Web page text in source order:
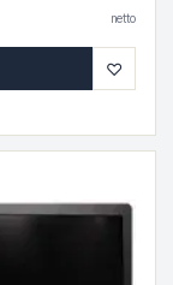
netto
♡